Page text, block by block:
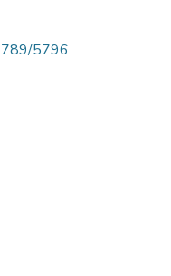
5796